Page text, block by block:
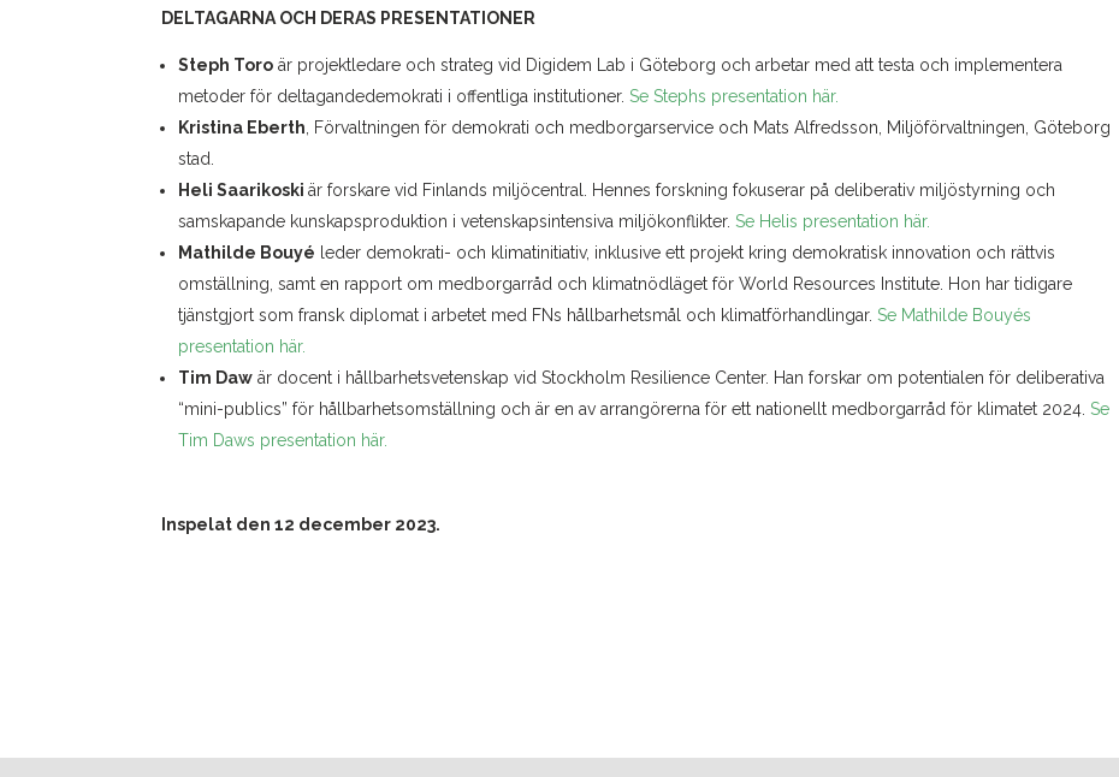
DELTAGARNA OCH DERAS PRESENTATIONER
Steph Toro är projektledare och strateg vid Digidem Lab i Göteborg och arbetar med att testa och implementera
metoder för deltagandedemokrati i offentliga institutioner.Se Stephs presentation här.
Kristina Eberth, Förvaltningen för demokrati och medborgarservice och Mats Alfredsson, Miljöförvaltningen, Göteborg
stad.
Heli Saarikoskiär forskare vid Finlands miljöcentral. Hennes forskning fokuserar på deliberativ miljöstyrning och
samskapande kunskapsproduktion i vetenskapsintensiva miljökonflikter.Se Helis presentation här.
Mathilde Bouyé leder demokrati- och klimatinitiativ, inklusive ett projekt kring demokratisk innovation och rättvis
omställning, samt en rapport om medborgarråd och klimatnödläget för World Resources Institute. Hon har tidigare
tjänstgjort som fransk diplomat i arbetet med FNs hållbarhetsmål och klimatförhandlingar.Se Mathilde Bouyés
presentation här.
Tim Daw är docent i hållbarhetsvetenskap vid Stockholm Resilience Center. Han forskar om potentialen för deliberativa
“mini-publics” för hållbarhetsomställning och är en av arrangörerna för ett nationellt medborgarråd för klimatet 2024.Se
Tim Daws presentation här.
Inspelat den 12 december 2023.